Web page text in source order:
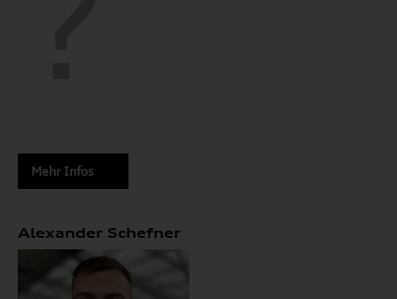
Mehr Infos
Alexander Schefner